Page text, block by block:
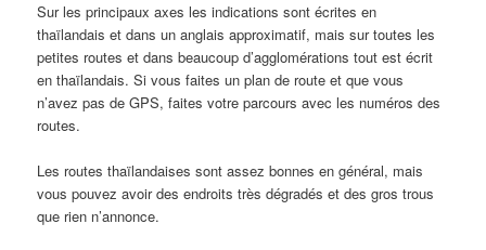
Sur les principaux axes les indications sont écrites en
thaïlandais et dans un anglais approximatif, mais sur toutes les
petites routes et dans beaucoup d’agglomérations tout est écrit
en thaïlandais. Si vous faites un plan de route et que vous
n’avez pas de GPS, faites votre parcours avec les numéros des
routes.
Les routes thaïlandaises sont assez bonnes en général, mais
vous pouvez avoir des endroits très dégradés et des gros trous
que rien n’annonce.